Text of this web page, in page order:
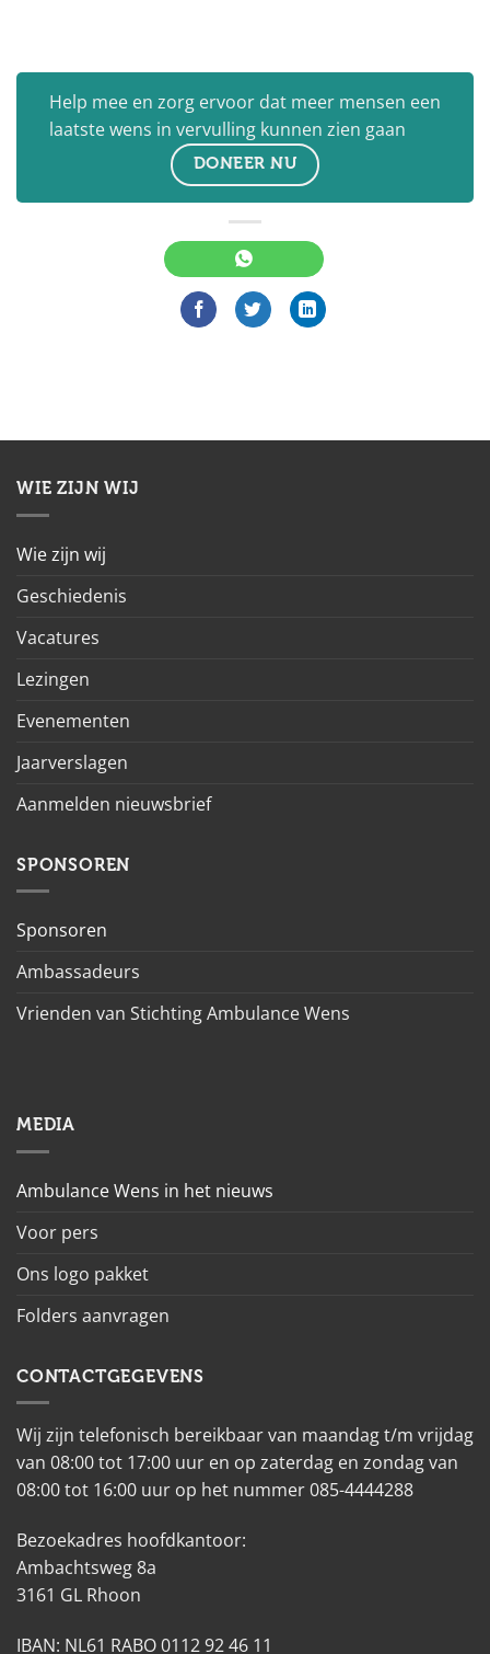
Help mee en zorg ervoor dat meer mensen een
laatste wens in vervulling kunnen zien gaan
DONEER NU
WIE ZIJN WIJ
Wie zijn wij
Geschiedenis
Vacatures
Lezingen
Evenementen
Jaarverslagen
Aanmelden nieuwsbrief
SPONSOREN
Sponsoren
Ambassadeurs
Vrienden van Stichting Ambulance Wens
MEDIA
Ambulance Wens in het nieuws
Voor pers
Ons logo pakket
Folders aanvragen
CONTACTGEGEVENS
Wij zijn telefonisch bereikbaar van maandag t/m vrijdag
van 08:00 tot 17:00 uur en op zaterdag en zondag van
08:00 tot 16:00 uur op het nummer 085-4444288
Bezoekadres hoofdkantoor:
Ambachtsweg 8a
3161 GL Rhoon
IBAN: NL61 RABO 0112 92 46 11